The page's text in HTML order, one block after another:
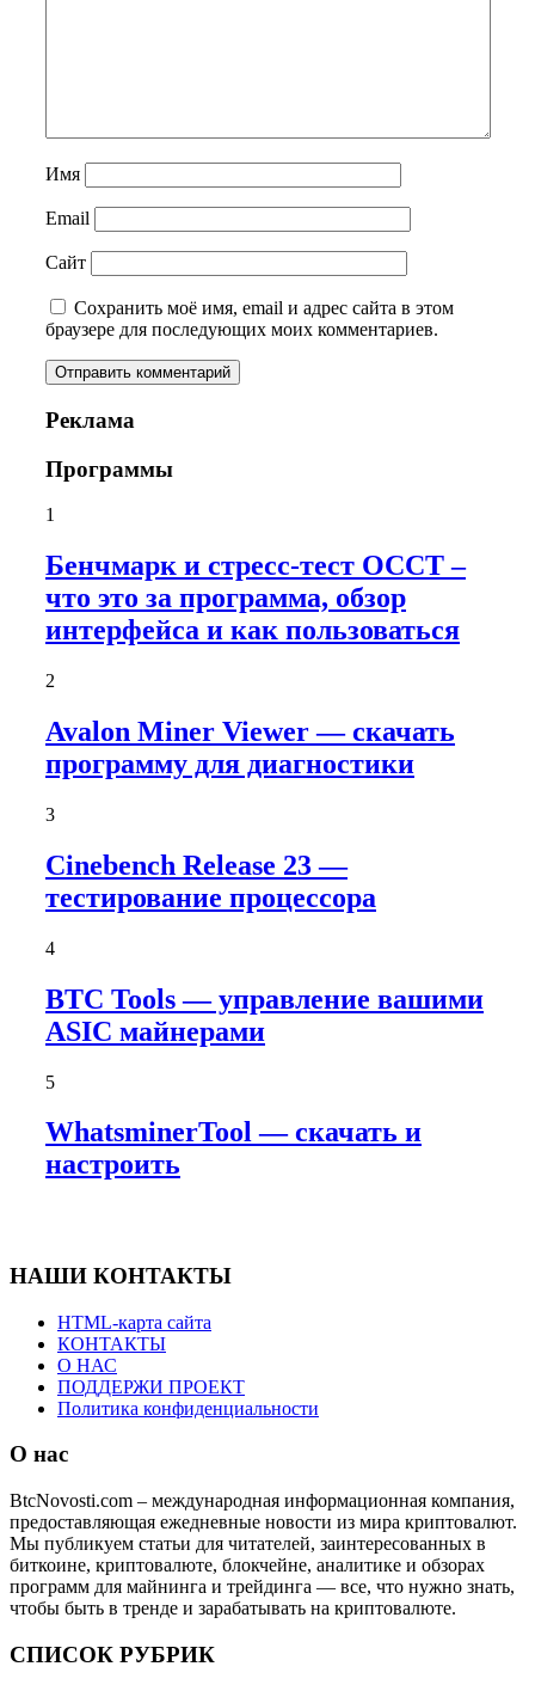
Имя
Email
Сайт
Сохранить моё имя, email и адрес сайта в этом
браузере для последующих моих комментариев.
Реклама
Программы
1
Бенчмарк и стресс-тест OCCT –
что это за программа, обзор
интерфейса и как пользоваться
2
Avalon Miner Viewer — скачать
программу для диагностики
3
Cinebench Release 23 —
тестирование процессора
4
BTC Tools — управление вашими
ASIC майнерами
5
WhatsminerTool — скачать и
настроить
НАШИ КОНТАКТЫ
HTML-карта сайта
КОНТАКТЫ
О НАС
ПОДДЕРЖИ ПРОЕКТ
Политика конфиденциальности
О нас
BtcNovosti.com – международная информационная компания,
предоставляющая ежедневные новости из мира криптовалют.
Мы публикуем статьи для читателей, заинтересованных в
биткоине, криптовалюте, блокчейне, аналитике и обзорах
программ для майнинга и трейдинга — все, что нужно знать,
чтобы быть в тренде и зарабатывать на криптовалюте.
СПИСОК РУБРИК